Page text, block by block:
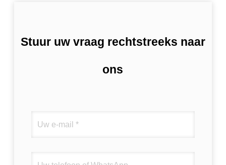
Stuur uw vraag rechtstreeks naar
ons